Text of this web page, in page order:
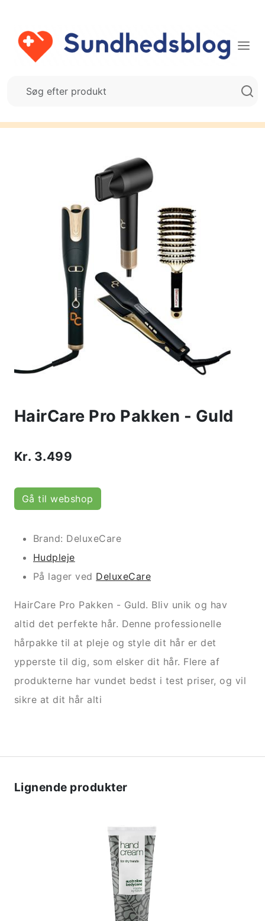
HairCare Pro Pakken - Guld
Kr. 3.499
Gå til webshop
Brand: DeluxeCare
Hudpleje
På lager ved DeluxeCare
HairCare Pro Pakken - Guld. Bliv unik og hav
altid det perfekte hår. Denne professionelle
hårpakke til at pleje og style dit hår er det
ypperste til dig, som elsker dit hår. Flere af
produkterne har vundet bedst i test priser, og vil
sikre at dit hår alti
Lignende produkter